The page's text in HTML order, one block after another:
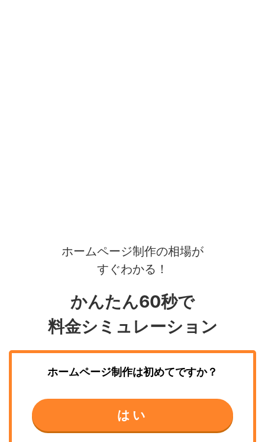
ホームページ制作の相場が
すぐわかる！
かんたん60秒で
料金シミュレーション
ホームページ制作は初めてですか？
はい